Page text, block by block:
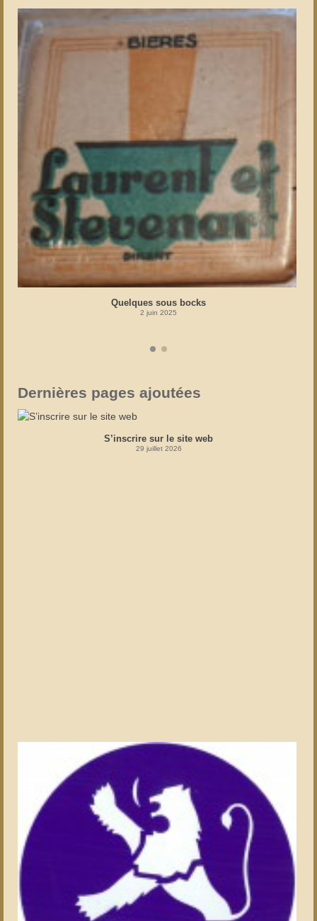
Quelques sous bocks
2 juin 2025
Dernières pages ajoutées
S’inscrire sur le site web
29 juillet 2026